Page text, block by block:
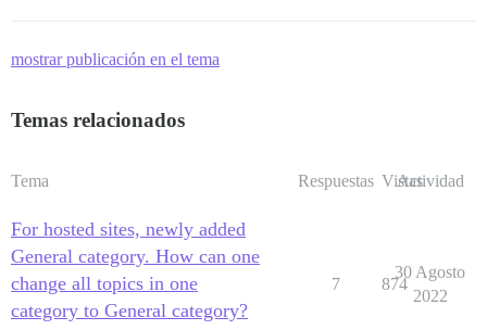
mostrar publicación en el tema
Temas relacionados
Tema Respuestas Vistas
Actividad
For hosted sites, newly added
General category. How can one
change all topics in one
category to General category?
7 874
30 Agosto
2022